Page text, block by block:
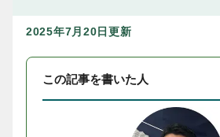
2025年7月20日更新
この記事を書いた人